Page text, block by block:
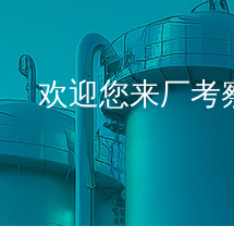
欢迎您来厂考